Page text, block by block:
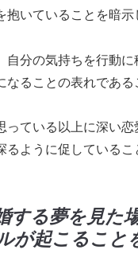
抱いていることを暗示
自分の気持ちを行動に
なることの表れである
っている以上に深い
るように促しているこ
する夢を見た
が起こること